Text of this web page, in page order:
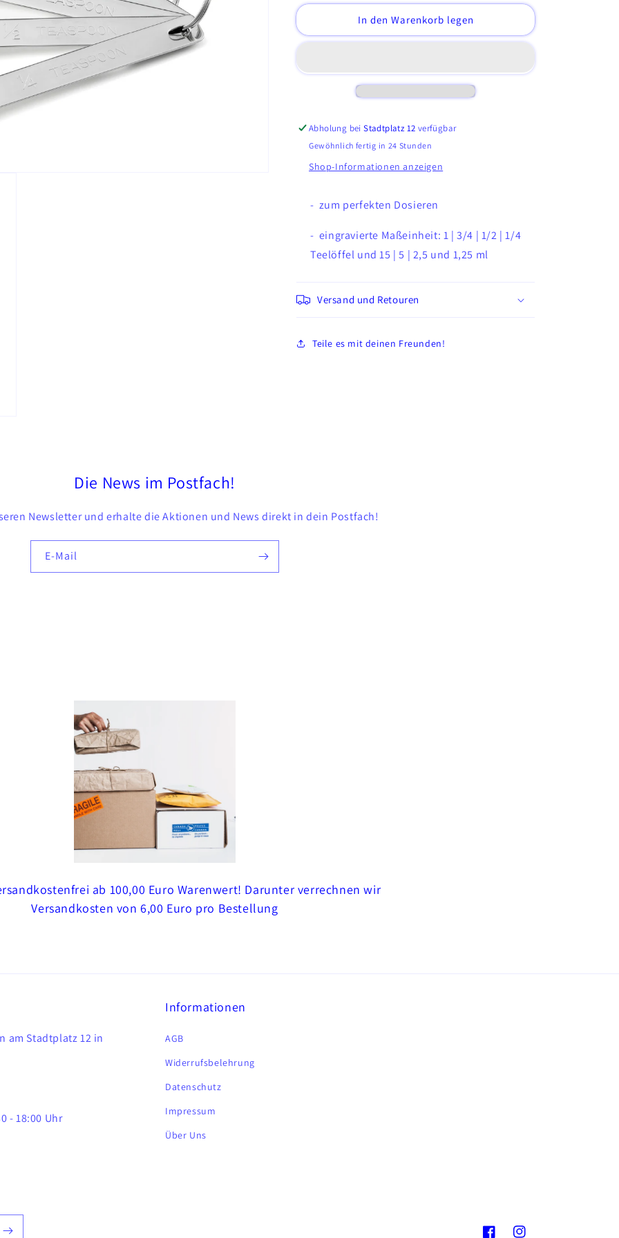
Menge
Messlöffel-
Edelstahl
Menge
für
Messlöffel-
Edelstahl
In den Warenkorb legen
Abholung beiStadtplatz 12 verfügbar
Gewöhnlich fertig in 24 Stunden
Shop-Informationen anzeigen
- zum perfekten Dosieren
- eingravierte Maßeinheit: 1 | 3/4 | 1/2 | 1/4
Teelöffel und 15 | 5 | 2,5 und 1,25 ml
Versand und Retouren
Teile es mit deinen Freunden!
Die News im Postfach!
Newsletter und erhalte die Aktionen und News direkt in dein Postfach!
E-Mail
ab 100,00 Euro Warenwert! Darunter verrechnen wir
Versandkosten von 6,00 Euro pro Bestellung
am Stadtplatz 12 in
- 18:00 Uhr
Informationen
AGB
Widerrufsbelehrung
Datenschutz
Impressum
Über Uns